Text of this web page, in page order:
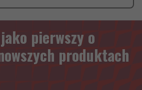
pierwszy o
produktach